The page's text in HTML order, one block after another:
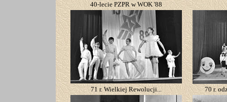
40-lecie PZPR w WOK '88
71 r. Wielkiej Rewolucji... 70 r.